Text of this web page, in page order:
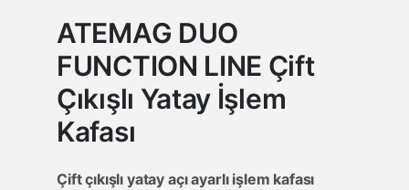
ATEMAG DUO
FUNCTION LINE Çift
Çıkışlı Yatay İşlem
Kafası
Çift çıkışlı yatay açı ayarlı işlem kafası